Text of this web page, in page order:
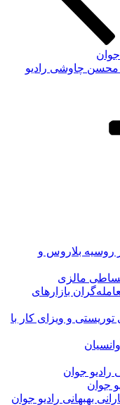
محسن چاوشی رادیو
روسیه بلاروس و
مالزی
بازارهای
و ویزای کار با
رادیو جوان
جوان
بهبهانی رادیو جوان